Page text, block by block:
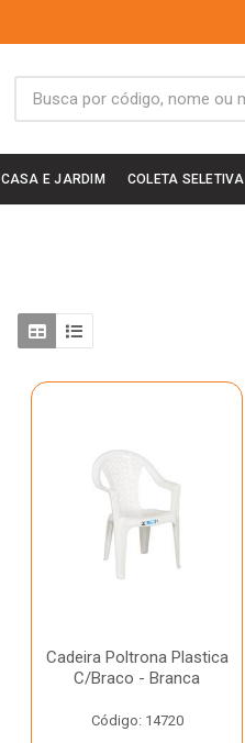
CASA E JARDIM COLETA SELETIVA
Cadeira Poltrona Plastica
C/Braco - Branca
Código: 14720